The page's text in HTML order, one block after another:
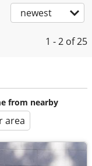
newest
1 - 2 of 25
from nearby
area